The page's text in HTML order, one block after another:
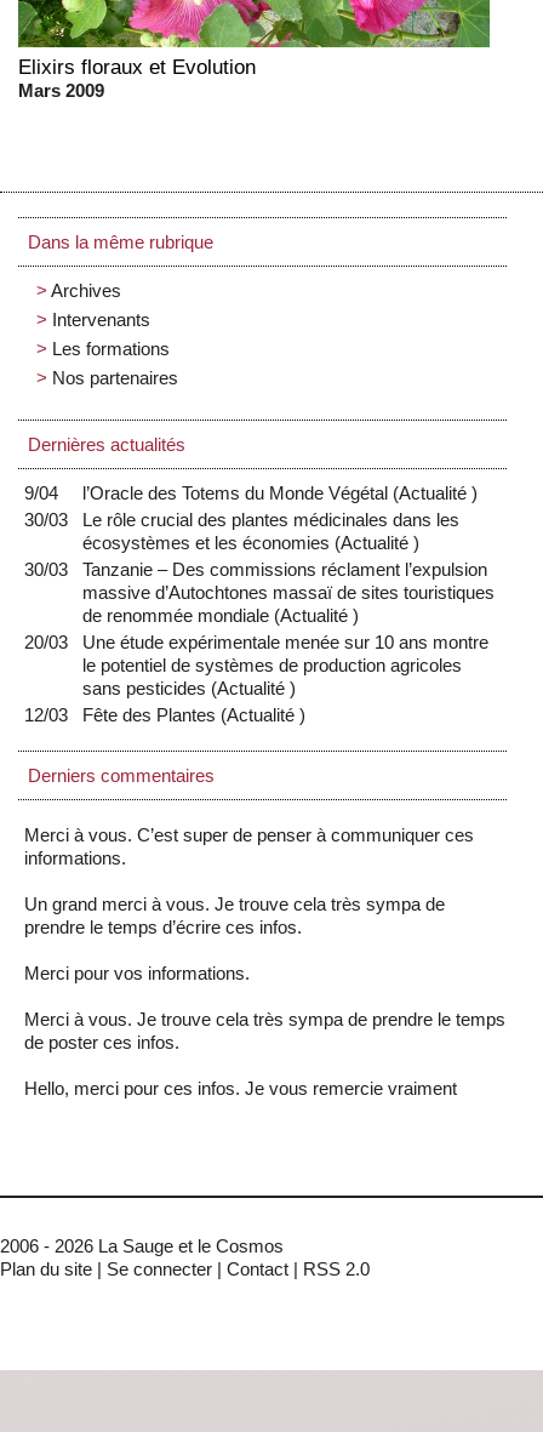
Elixirs floraux et Evolution
Mars 2009
Dans la même rubrique
Archives
Intervenants
Les formations
Nos partenaires
Dernières actualités
9/04 l’Oracle des Totems du Monde Végétal (Actualité)
30/03
Le rôle crucial des plantes médicinales dans les
écosystèmes et les économies (Actualité)
30/03
Tanzanie – Des commissions réclament l’expulsion
massive d’Autochtones massaï de sites touristiques
de renommée mondiale (Actualité)
20/03
Une étude expérimentale menée sur 10 ans montre
le potentiel de systèmes de production agricoles
sans pesticides (Actualité)
12/03
Fête des Plantes (Actualité)
Derniers commentaires
Merci à vous. C’est super de penser à communiquer ces
informations.
Un grand merci à vous. Je trouve cela très sympa de
prendre le temps d’écrire ces infos.
Merci pour vos informations.
Merci à vous. Je trouve cela très sympa de prendre le temps
de poster ces infos.
Hello, merci pour ces infos. Je vous remercie vraiment
2006 - 2026 La Sauge et le Cosmos
Plan du site | Se connecter | Contact | RSS 2.0